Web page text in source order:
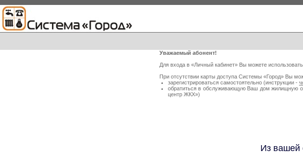
Уважаемый абонент!
Для входа в «Личный кабинет» Вы можете
При отсутствии карты доступа Системы «Город» Вы
зарегистрироваться самостоятельно (инструкции -
обратиться в обслуживающую Ваш дом жилищную
центр ЖКХ»)
Из вашей